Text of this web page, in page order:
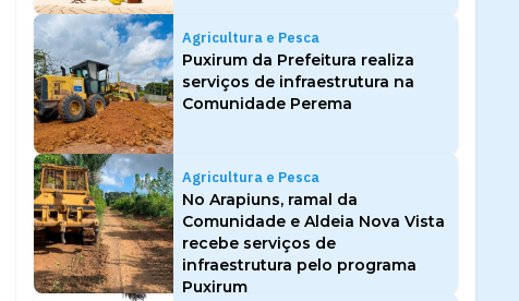
Agricultura e Pesca
Puxirum da Prefeitura realiza
serviços de infraestrutura na
Comunidade Perema
Agricultura e Pesca
No Arapiuns, ramal da
Comunidade e Aldeia Nova Vista
recebe serviços de
infraestrutura pelo programa
Puxirum